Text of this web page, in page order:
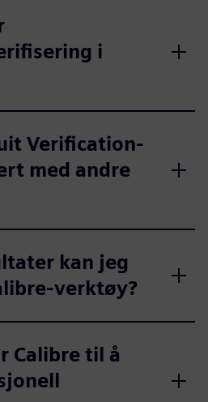
i
Verification-
med andre
kan jeg
verktøy?
Calibre til å